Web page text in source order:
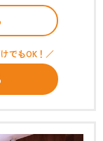
でもOK！／